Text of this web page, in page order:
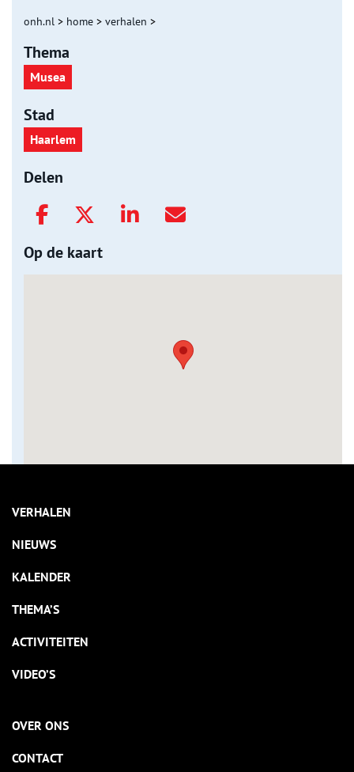
onh.nl > home > verhalen >
Thema
Musea
Stad
Haarlem
Delen
Op de kaart
VERHALEN
NIEUWS
KALENDER
THEMA’S
ACTIVITEITEN
VIDEO’S
OVER ONS
CONTACT